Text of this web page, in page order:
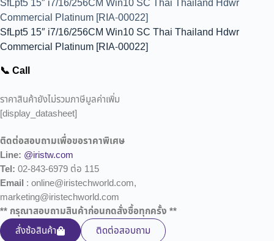
SfLpt5 15″ i7/16/256CM Win10 SC Thai Thailand Hdwr
Commercial Platinum [RIA-00022]
SfLpt5 15″ i7/16/256CM Win10 SC Thai Thailand Hdwr
Commercial Platinum [RIA-00022]
📞 Call
ราคาสินค้ายังไม่รวมภาษีมูลค่าเพิ่ม
[display_datasheet]
ติดต่อสอบถามเพื่อขอราคาพิเศษ
Line: @iristw.com
Tel: 02-843-6979 ต่อ 115
Email : online@iristechworld.com,
marketing@iristechworld.com
** กรุณาสอบถามสินค้าก่อนกดสั่งซื้อทุกครั้ง **
สั่งซ้อสินค้า
ติดต่อสอบถาม